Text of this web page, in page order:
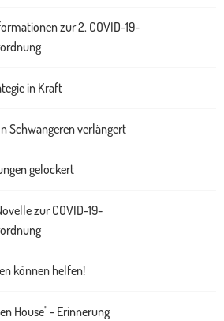
zur 2. COVID-19-
in Kraft
Schwangeren verlängert
gelockert
zur COVID-19-
können helfen!
House" - Erinnerung